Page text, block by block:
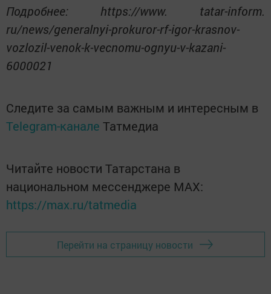
Подробнее: https://www. tatar-inform.
ru/news/generalnyi-prokuror-rf-igor-krasnov-
vozlozil-venok-k-vecnomu-ognyu-v-kazani-
6000021
Следите за самым важным и интересным в
Telegram-канале Татмедиа
Читайте новости Татарстана в
национальном мессенджере MАХ:
https://max.ru/tatmedia
Перейти на страницу новости